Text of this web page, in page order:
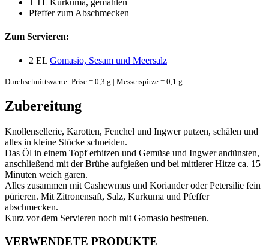
1 TL Kurkuma, gemahlen
Pfeffer zum Abschmecken
Zum Servieren:
2 EL Gomasio, Sesam und Meersalz
Durchschnittswerte: Prise = 0,3 g | Messerspitze = 0,1 g
Zubereitung
Knollensellerie, Karotten, Fenchel und Ingwer putzen, schälen und
alles in kleine Stücke schneiden.
Das Öl in einem Topf erhitzen und Gemüse und Ingwer andünsten,
anschließend mit der Brühe aufgießen und bei mittlerer Hitze ca. 15
Minuten weich garen.
Alles zusammen mit Cashewmus und Koriander oder Petersilie fein
pürieren. Mit Zitronensaft, Salz, Kurkuma und Pfeffer
abschmecken.
Kurz vor dem Servieren noch mit Gomasio bestreuen.
VERWENDETE PRODUKTE